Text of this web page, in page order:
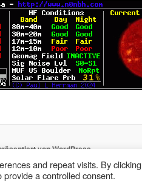
von WordPress
and repeat visits. By clicking
a controlled consent.